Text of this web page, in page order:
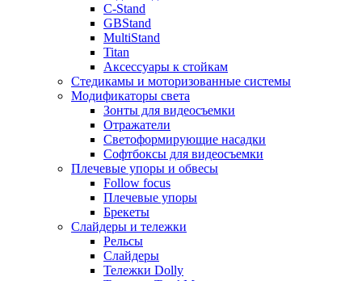
C-Stand
GBStand
MultiStand
Titan
Аксессуары к стойкам
Стедикамы и моторизованные системы
Модификаторы света
Зонты для видеосъемки
Отражатели
Светоформирующие насадки
Софтбоксы для видеосъемки
Плечевые упоры и обвесы
Follow focus
Плечевые упоры
Брекеты
Слайдеры и тележки
Рельсы
Слайдеры
Тележки Dolly